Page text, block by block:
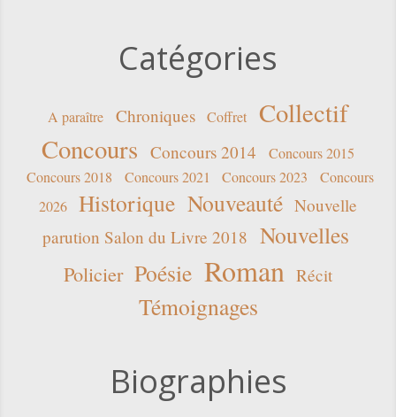
Catégories
A paraître Chroniques Coffret
Collectif
Concours Concours 2014
Concours 2015
Concours 2018
Concours 2021 Concours 2023
Concours
2026
Historique Nouveauté Nouvelle
parution Salon du Livre 2018 Nouvelles
Policier Poésie Roman Récit
Témoignages
Biographies